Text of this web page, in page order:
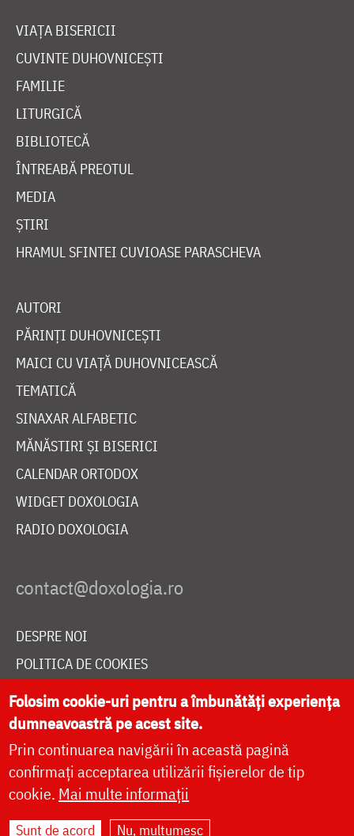
VIAȚA BISERICII
CUVINTE DUHOVNICEȘTI
FAMILIE
LITURGICĂ
BIBLIOTECĂ
ÎNTREABĂ PREOTUL
MEDIA
ȘTIRI
HRAMUL SFINTEI CUVIOASE PARASCHEVA
AUTORI
PĂRINȚI DUHOVNICEȘTI
MAICI CU VIAȚĂ DUHOVNICEASCĂ
TEMATICĂ
SINAXAR ALFABETIC
MĂNĂSTIRI ȘI BISERICI
CALENDAR ORTODOX
WIDGET DOXOLOGIA
RADIO DOXOLOGIA
DESPRE NOI
POLITICA DE COOKIES
DONEAZĂ ONLINE PENTRU CATEDRALA NAȚIONALĂ
LIVE
Site dezvoltat deDOXOLOGIA MEDIA
Folosim cookie-uri pentru a îmbunătăți experiența
dumneavoastră pe acest site.
Prin continuarea navigării în această pagină
confirmați acceptarea utilizării fișierelor de tip
cookie. Mai multe informații
Sunt de acord Nu, mulțumesc